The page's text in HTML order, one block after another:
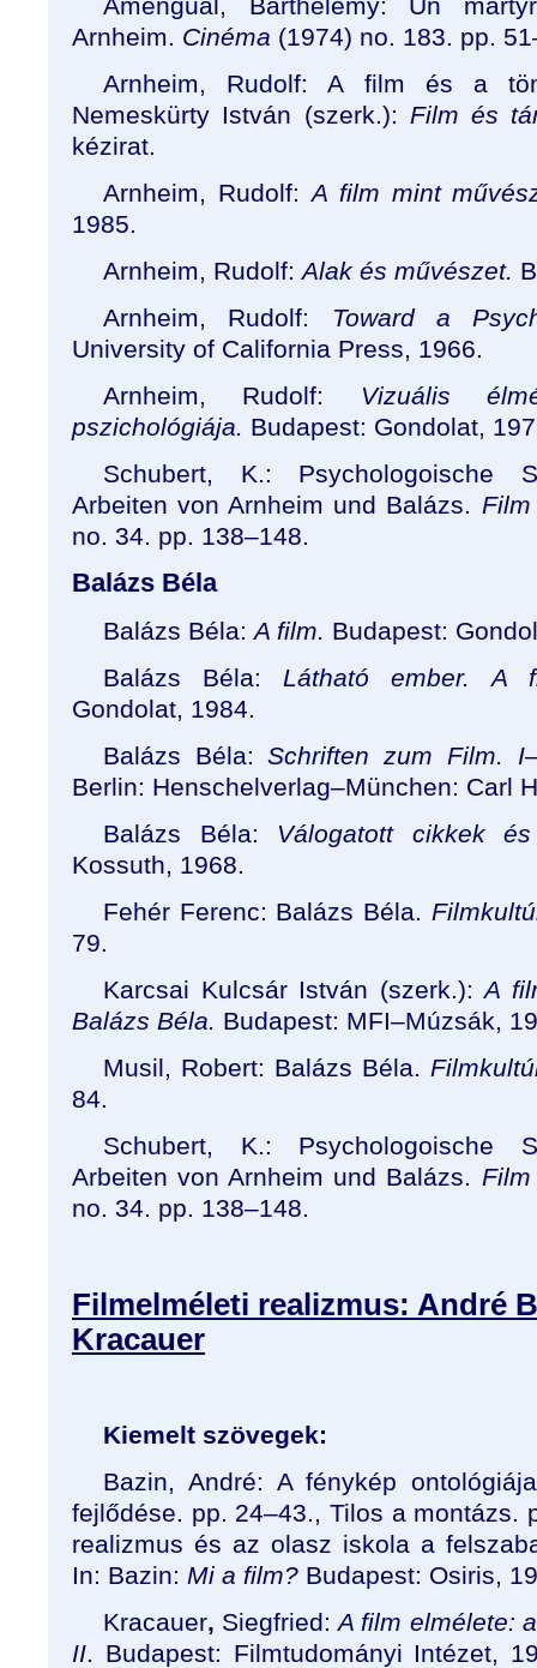
Arnheim. Cinéma (1974) no. 183. pp. 51
Arnheim, Rudolf: A film és a
Nemeskürty István (szerk.): Film és
kézirat.
Arnheim, Rudolf:A film mint
1985.
Arnheim, Rudolf:Alak és művészet.
Arnheim, Rudolf:
Toward a
University of California Press, 1966.
Arnheim, Rudolf:
Vizuális
pszichológiája. Budapest: Gondolat,
Schubert, K.: Psychologoische
Arbeiten von Arnheim und Balázs.
no. 34. pp. 138–148.
Balázs Béla
Balázs Béla:A film. Budapest:
Balázs Béla: Látható ember. A
Gondolat, 1984.
Balázs Béla:Schriften zum Film. I
Berlin: Henschelverlag–München: Carl
Balázs Béla: Válogatott cikkek
Kossuth, 1968.
Fehér Ferenc: Balázs Béla.
79.
Karcsai Kulcsár István (szerk.):A
Balázs Béla. Budapest: MFI–Múzsák,
Musil, Robert: Balázs Béla.
84.
Schubert, K.: Psychologoische
Arbeiten von Arnheim und Balázs.
no. 34. pp. 138–148.
Filmelméleti realizmus: André
Kracauer
Kiemelt szövegek:
Bazin, André: A fénykép
fejlődése. pp. 24–43., Tilos a montázs.
realizmus és az olasz iskola a
In: Bazin: Mi a film? Budapest: Osiris,
Kracauer, Siegfried: A film elmélete:
II . Budapest: Filmtudományi Intézet,